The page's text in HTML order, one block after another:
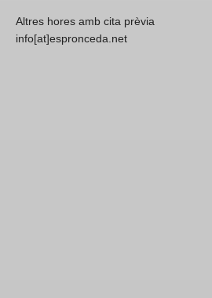
Altres hores amb cita prèvia
info[at]espronceda.net